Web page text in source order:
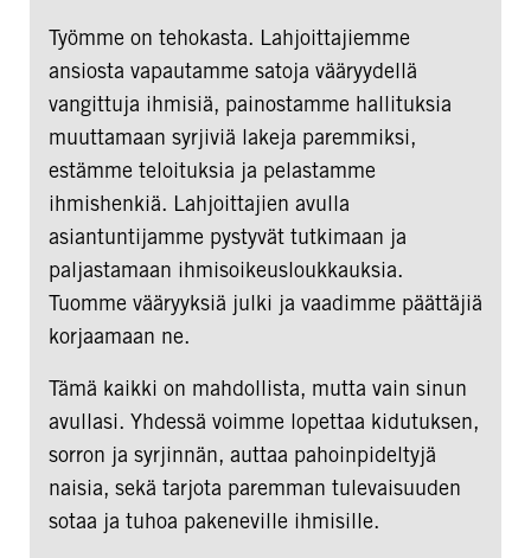
Työmme on tehokasta. Lahjoittajiemme
ansiosta vapautamme satoja vääryydellä
vangittuja ihmisiä, painostamme hallituksia
muuttamaan syrjiviä lakeja paremmiksi,
estämme teloituksia ja pelastamme
ihmishenkiä. Lahjoittajien avulla
asiantuntijamme pystyvät tutkimaan ja
paljastamaan ihmisoikeusloukkauksia.
Tuomme vääryyksiä julki ja vaadimme päättäjiä
korjaamaan ne.
Tämä kaikki on mahdollista, mutta vain sinun
avullasi. Yhdessä voimme lopettaa kidutuksen,
sorron ja syrjinnän, auttaa pahoinpideltyjä
naisia, sekä tarjota paremman tulevaisuuden
sotaa ja tuhoa pakeneville ihmisille.